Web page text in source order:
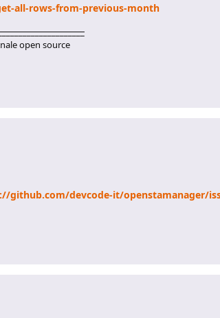
all-rows-from-previous-month
open source
github.com/devcode-it/openstamanager/